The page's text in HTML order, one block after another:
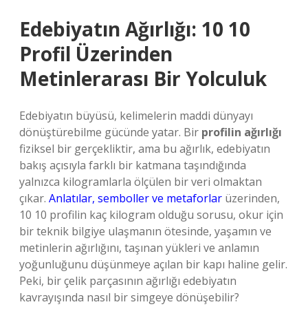
Edebiyatın Ağırlığı: 10 10
Profil Üzerinden
Metinlerarası Bir Yolculuk
Edebiyatın büyüsü, kelimelerin maddi dünyayı
dönüştürebilme gücünde yatar. Bir profilin ağırlığı
fiziksel bir gerçekliktir, ama bu ağırlık, edebiyatın
bakış açısıyla farklı bir katmana taşındığında
yalnızca kilogramlarla ölçülen bir veri olmaktan
çıkar. Anlatılar, semboller ve metaforlar üzerinden,
10 10 profilin kaç kilogram olduğu sorusu, okur için
bir teknik bilgiye ulaşmanın ötesinde, yaşamın ve
metinlerin ağırlığını, taşınan yükleri ve anlamın
yoğunluğunu düşünmeye açılan bir kapı haline gelir.
Peki, bir çelik parçasının ağırlığı edebiyatın
kavrayışında nasıl bir simgeye dönüşebilir?